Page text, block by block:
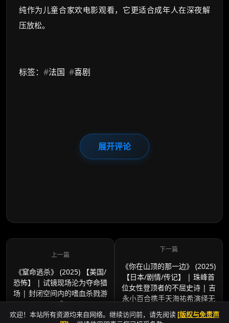
纯作为儿童合家欢电影观看，它更适合成年人在深夜解
压放松。
标签： #法国 #喜剧
展开评论
《窒命逃杀》 (2025) 【美国/
恐怖】 | 试镜现场沦为夺命猎
场 | 封闭空间内的嗜血杀戮游
戏
《你在山顶的那一边》 (2025)
【日本/剧情/传记】 | 珠峰首
位女性登顶者的不屈史诗 | 吉
永小百合携手天海祐希演绎无
悔人生
欢迎！本站所有资源均来自网络。继续访问前，请先阅读 [版权与免责声